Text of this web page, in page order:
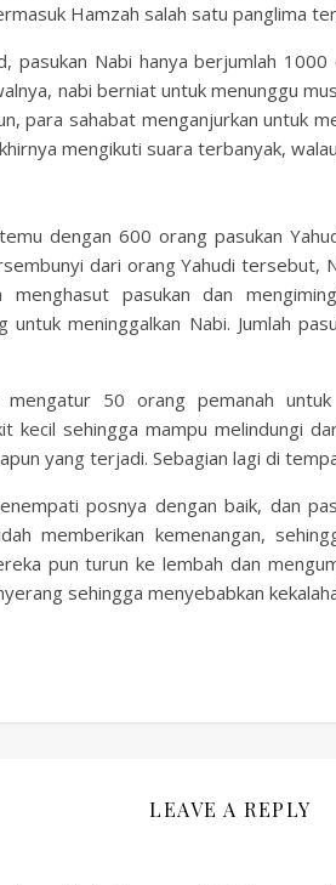
Hamzah salah satu panglima
pasukan Nabi hanya berjumlah
nabi berniat untuk menunggu
para sahabat menganjurkan untuk
mengikuti suara terbanyak,
dengan 600 orang pasukan
dari orang Yahudi tersebut,
menghasut pasukan dan
meninggalkan Nabi. Jumlah
50 orang pemanah untuk
kecil sehingga mampu melindungi
yang terjadi. Sebagian lagi di
posnya dengan baik, dan
memberikan kemenangan,
pun turun ke lembah dan
sehingga menyebabkan
LEAVE A REPLY